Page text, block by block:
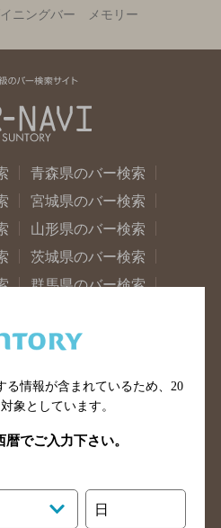
イニングバー メモリー
青森県のバー検索
宮城県のバー検索
山形県のバー検索
茨城県のバー検索
群馬県のバー検索
東京都のバー検索
愛知県のバー検索
富山県のバー検索
京都府のバー検索
情報が含まれているため、 20
象としています。
でご入力下さい。
日